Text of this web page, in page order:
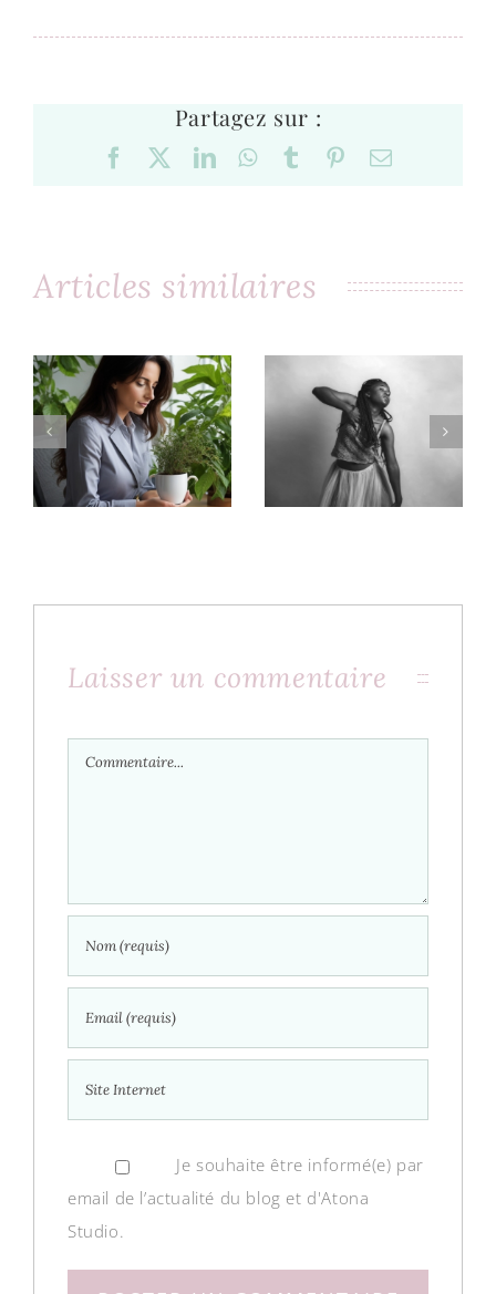
Partagez sur :
FacebookLinkedInWhatsApp
TumblrPinterest
Email
Articles similaires
Cultiver le Bien-
être au Travail
Harmonie en
mouvement
Laisser un commentaire
Commentaire
Je souhaite être informé(e) par
email de l’actualité du blog et d'Atona
Studio.